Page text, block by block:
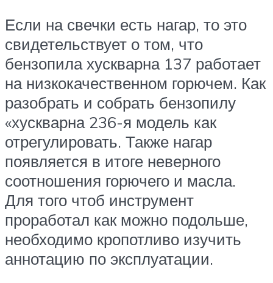
Если на свечки есть нагар, то это
свидетельствует о том, что
бензопила хускварна 137 работает
на низкокачественном горючем. Как
разобрать и собрать бензопилу
«хускварна 236-я модель как
отрегулировать. Также нагар
появляется в итоге неверного
соотношения горючего и масла.
Для того чтоб инструмент
проработал как можно подольше,
необходимо кропотливо изучить
аннотацию по эксплуатации.